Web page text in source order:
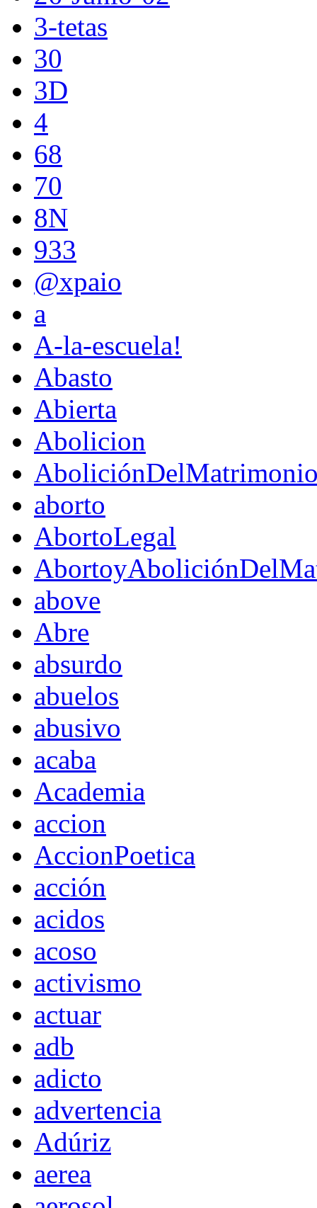
3-tetas
30
3D
4
68
70
8N
933
@xpaio
a
A-la-escuela!
Abasto
Abierta
Abolicion
aborto
AbortoLegal
above
Abre
absurdo
abuelos
abusivo
acaba
Academia
accion
AccionPoetica
acción
acidos
acoso
activismo
actuar
adb
adicto
advertencia
Adúriz
aerea